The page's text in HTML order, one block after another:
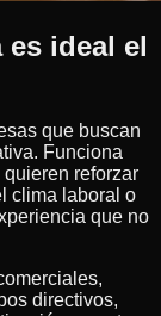
es ideal el
que buscan
Funciona
reforzar
clima laboral o
que no
directivos,